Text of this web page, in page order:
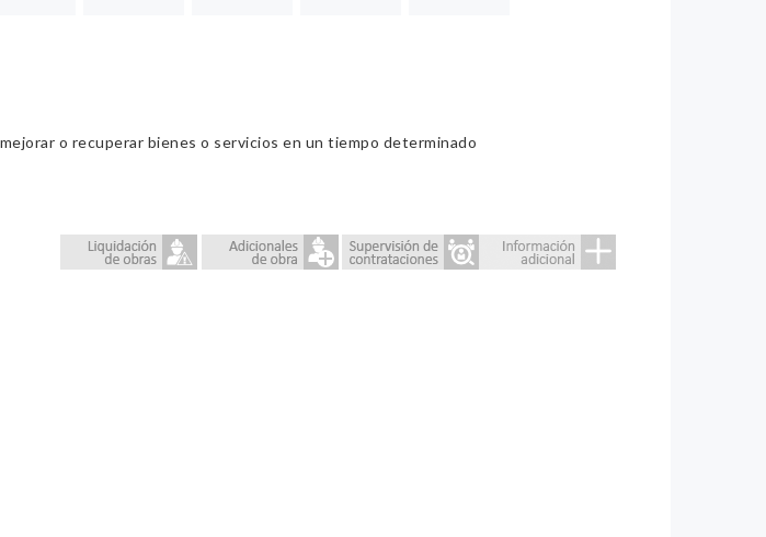
o recuperar bienes o servicios en un tiempo determinado